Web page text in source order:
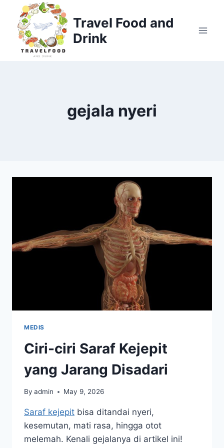
content
Travel Food and
Drink
gejala nyeri
MEDIS
Ciri-ciri Saraf Kejepit
yang Jarang Disadari
By admin May 9, 2026
Saraf kejepit bisa ditandai nyeri,
kesemutan, mati rasa, hingga otot
melemah. Kenali gejalanya di artikel ini!